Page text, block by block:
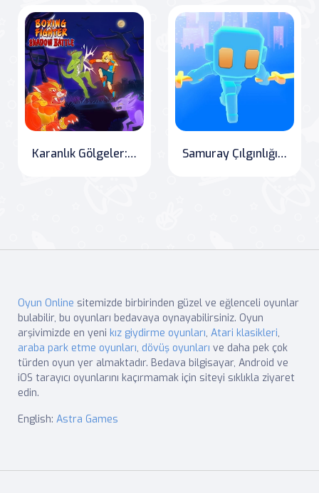
Karanlık Gölgeler: Dövüşçü Şampiyonluk Savaşı Samuray Çılgınlığı: Parkur Savaşı
Oyun Online sitemizde birbirinden güzel ve eğlenceli oyunlar
bulabilir, bu oyunları bedavaya oynayabilirsiniz. Oyun
arşivimizde en yeni kız giydirme oyunları, Atari klasikleri,
araba park etme oyunları, dövüş oyunları ve daha pek çok
türden oyun yer almaktadır. Bedava bilgisayar, Android ve
iOS tarayıcı oyunlarını kaçırmamak için siteyi sıklıkla ziyaret
edin.
English: Astra Games